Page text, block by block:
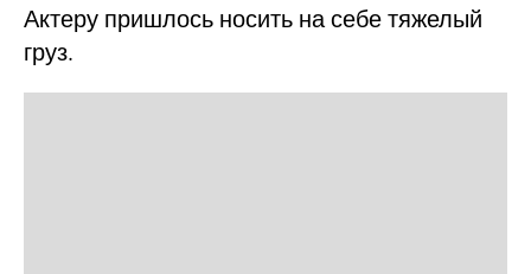
Актеру пришлось носить на себе тяжелый
груз.